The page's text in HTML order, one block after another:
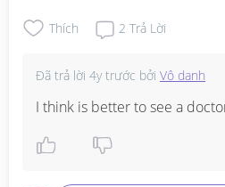
Thích 2 Trả Lời
Đã trả lời 4y trước bởi Vô danh
I think is better to see a